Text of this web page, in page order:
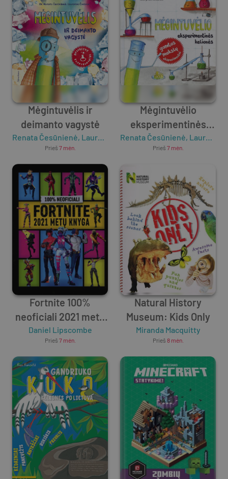
Mėgintuvėlis ir
deimanto vagystė
Renata Česūnienė, Laurynas Česūnas
Prieš 7 mėn.
Mėgintuvėlio
eksperimentinės
kelionės
Renata Česūnienė, Laurynas Česūnas
Prieš 7 mėn.
Fortnite 100%
neoficiali 2021 metų
knyga
Daniel Lipscombe
Prieš 7 mėn.
Natural History
Museum: Kids Only
Miranda Macquitty
Prieš 8 mėn.